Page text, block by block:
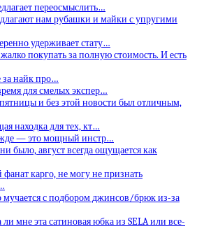
переосмыслить…
нам рубашки и майки с упругими
удерживает стату…
покупать за полную стоимость. И есть
за найк про…
для смелых экспер…
и без этой новости был отличным,
находка для тех, кт…
— это мощный инстр…
было, август всегда ощущается как
карго, не могу не признать
мучается с подбором джинсов/брюк из-за
мне эта сатиновая юбка из SELA или все-